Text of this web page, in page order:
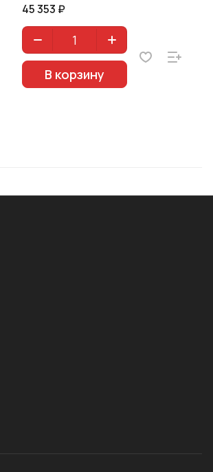
45 353 ₽
В корзину